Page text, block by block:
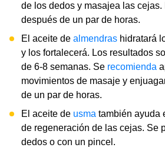
de los dedos y masajea las cejas.
después de un par de horas.
El aceite de almendras hidratará
y los fortalecerá. Los resultados
de 6-8 semanas. Se recomienda
movimientos de masaje y
de un par de horas.
El aceite de usma también ayuda
de regeneración de las cejas. Se
dedos o con un pincel.